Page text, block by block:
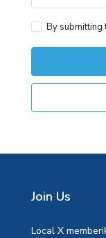
By submitting
Join Us
Local X